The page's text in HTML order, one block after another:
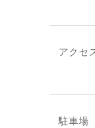
アクセ
駐車場